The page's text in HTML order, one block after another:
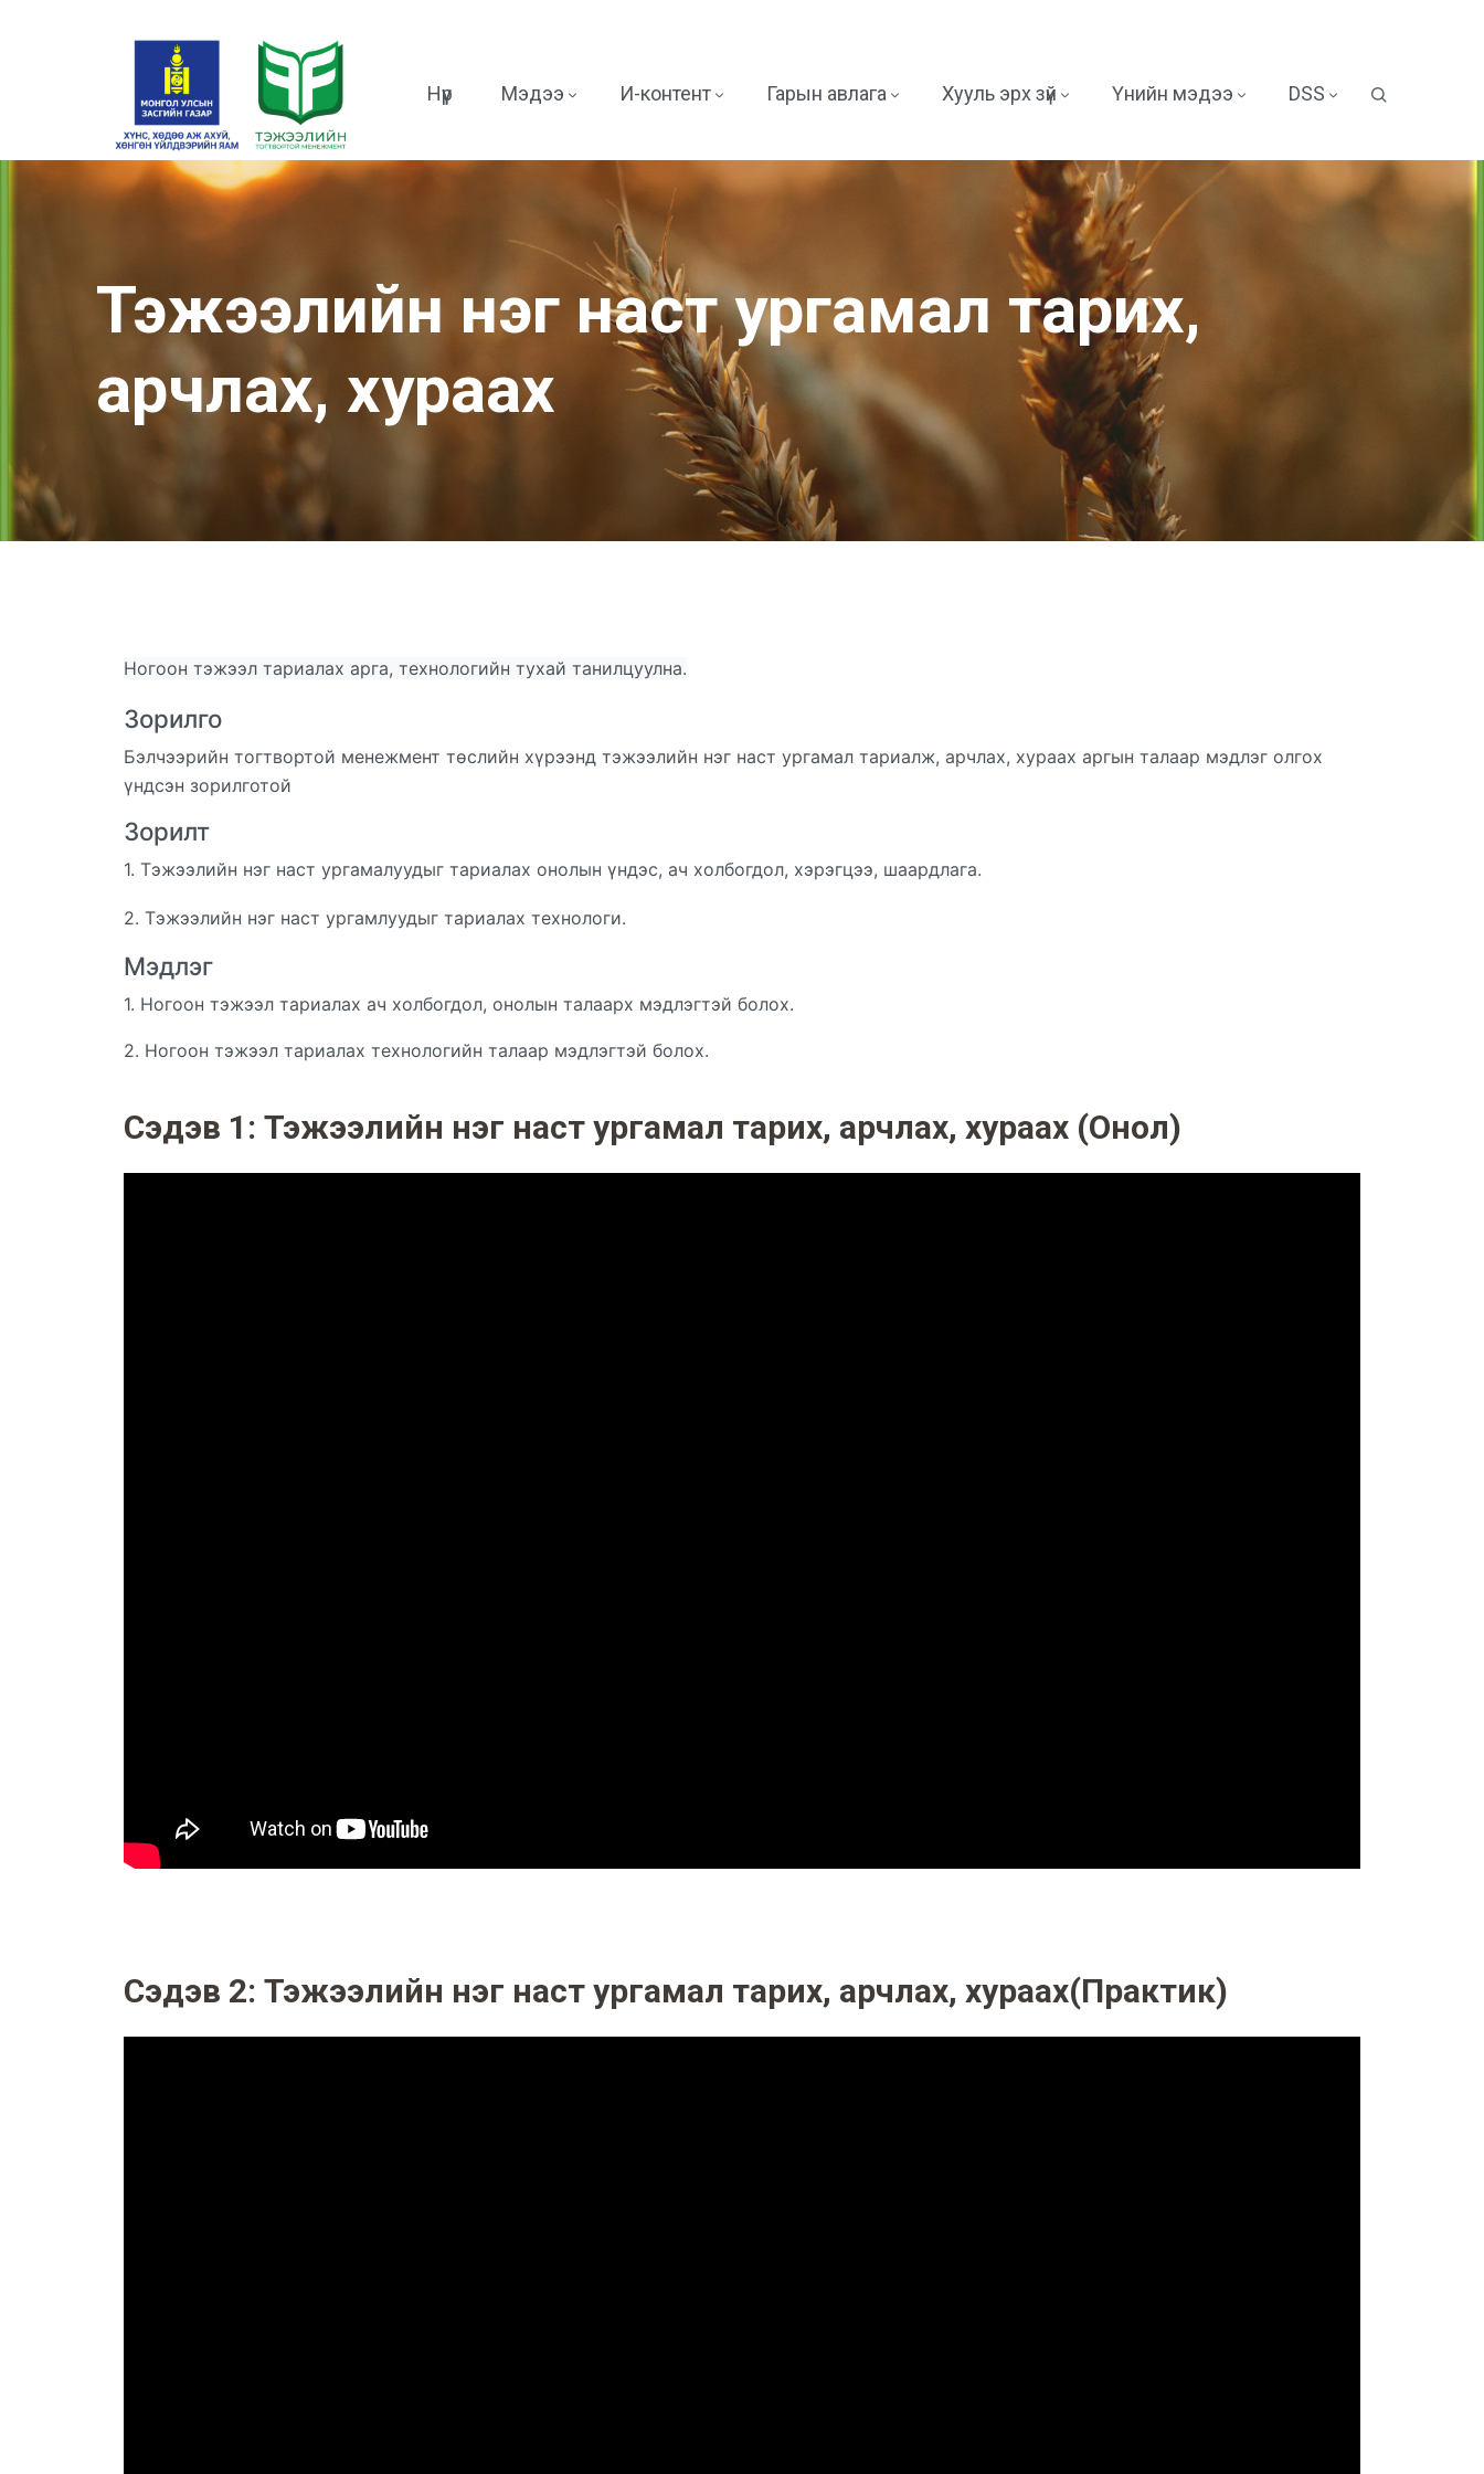
Нүүр Мэдээ И-контент Гарын авлага Хууль эрх зүй Үнийн мэдээ DSS
Тэжээлийн нэг наст ургамал тарих,
арчлах, хураах
Ногоон тэжээл тариалах арга, технологийн тухай танилцуулна.
Зорилго
Бэлчээрийн тогтвортой менежмент төслийн хүрээнд тэжээлийн нэг наст ургамал тариалж, арчлах, хураах аргын талаар мэдлэг олгох
үндсэн зорилготой
Зорилт
1. Тэжээлийн нэг наст ургамалуудыг тариалах онолын үндэс, ач холбогдол, хэрэгцээ, шаардлага.
2. Тэжээлийн нэг наст ургамлуудыг тариалах технологи.
Мэдлэг
1. Ногоон тэжээл тариалах ач холбогдол, онолын талаарх мэдлэгтэй болох.
2. Ногоон тэжээл тариалах технологийн талаар мэдлэгтэй болох.
Сэдэв 1: Тэжээлийн нэг наст ургамал тарих, арчлах, хураах (Онол)
Сэдэв 2: Тэжээлийн нэг наст ургамал тарих, арчлах, хураах(Практик)